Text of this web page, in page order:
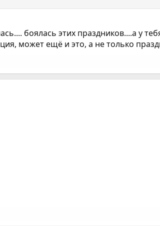
боялась этих праздников....а у
может ещё и это, а не только